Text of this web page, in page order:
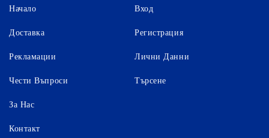
Начало
Доставка
Рекламации
Чести Въпроси
Вход
Регистрация
Лични Данни
Търсене
За Нас
Контакт